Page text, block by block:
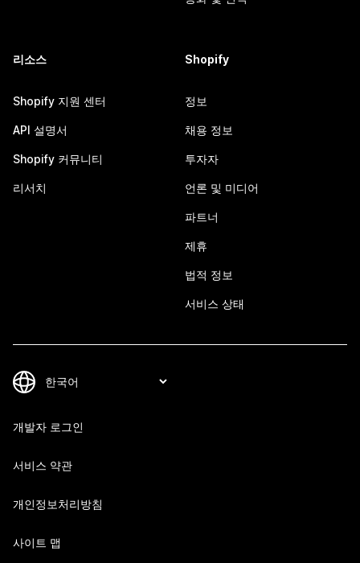
리소스
Shopify 지원 센터
API 설명서
Shopify 커뮤니티
리서치
Shopify
정보
채용 정보
투자자
언론 및 미디어
파트너
제휴
법적 정보
서비스 상태
개발자 로그인
서비스 약관
개인정보처리방침
사이트 맵